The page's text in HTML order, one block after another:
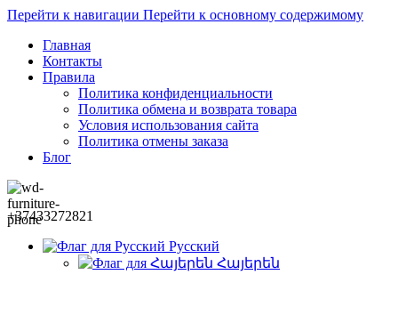
Перейти к навигации Перейти к основному содержимому
Главная
Контакты
Правила
Политика конфиденциальности
Политика обмена и возврата товара
Условия использования сайта
Политика отмены заказа
Блог
+37433272821
Русский
Հայերեն